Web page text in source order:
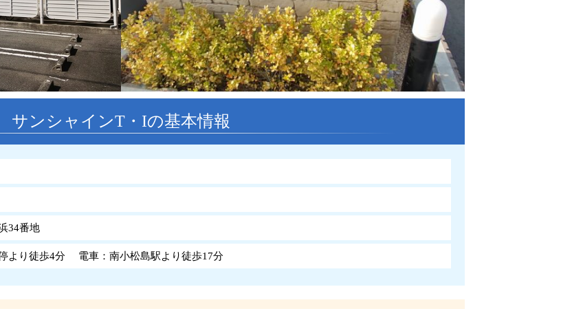
サンシャインT・Iの基本情報
34番地
より徒歩4分 電車：南小松島駅より徒歩17分